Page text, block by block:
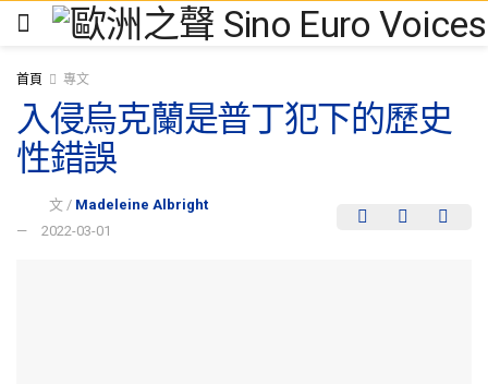
首頁 專文
入侵烏克蘭是普丁犯下的歷史
性錯誤
文 / Madeleine Albright
2022-03-01